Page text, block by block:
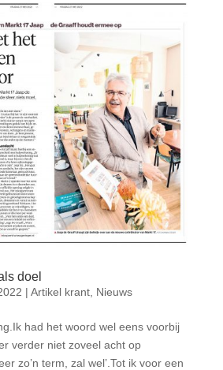
doel
| Artikel krant, Nieuws
had het woord wel eens voorbij
verder niet zoveel acht op
zo’n term, zal wel’.Tot ik voor een